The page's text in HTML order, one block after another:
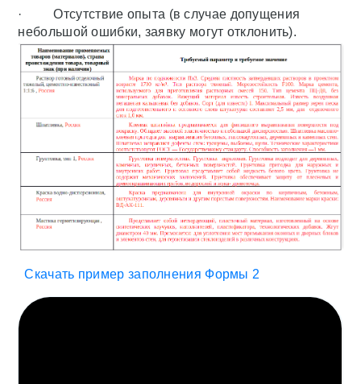
· Отсутствие опыта (в случае допущения
небольшой ошибки, заявку могут отклонить).
Скачать пример заполнения Формы 2